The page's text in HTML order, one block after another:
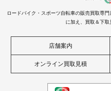
ロードバイク・スポーツ自転車の販売買取専
に加え、買取＆下取
店舗案内
オンライン買取見積